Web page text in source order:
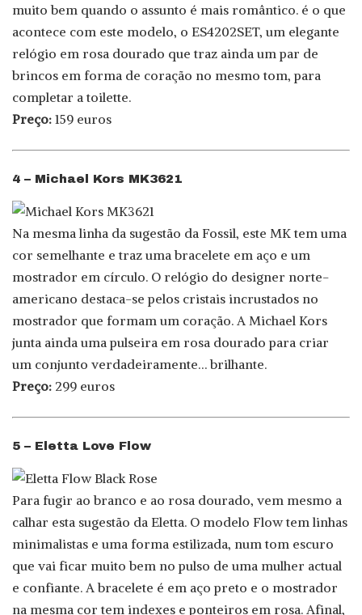
muito bem quando o assunto é mais romântico. é o que
acontece com este modelo, o ES4202SET, um elegante
relógio em rosa dourado que traz ainda um par de
brincos em forma de coração no mesmo tom, para
completar a toilette.
Preço: 159 euros
4 – Michael Kors MK3621
Na mesma linha da sugestão da Fossil, este MK tem uma
cor semelhante e traz uma bracelete em aço e um
mostrador em círculo. O relógio do designer norte-
americano destaca-se pelos cristais incrustados no
mostrador que formam um coração. A Michael Kors
junta ainda uma pulseira em rosa dourado para criar
um conjunto verdadeiramente… brilhante.
Preço: 299 euros
5 – Eletta Love Flow
Para fugir ao branco e ao rosa dourado, vem mesmo a
calhar esta sugestão da Eletta. O modelo Flow tem linhas
minimalistas e uma forma estilizada, num tom escuro
que vai ficar muito bem no pulso de uma mulher actual
e confiante. A bracelete é em aço preto e o mostrador
na mesma cor tem indexes e ponteiros em rosa. Afinal,